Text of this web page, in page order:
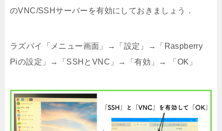
のVNC/SSHサーバーを有効にしておきましょう．
ラズパイ「メニュー画面」→「設定」→「Raspberry
Piの設定」→「SSHとVNC」→「有効」→ 「OK」